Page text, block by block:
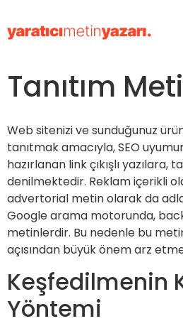
Tanıtım
Web sitenizi ve sunduğunuz
tanıtmak amacıyla, SEO
hazırlanan link çıkışlı yazılara,
denilmektedir. Reklam içerikli
advertorial metin olarak da
Google arama motorunda,
metinlerdir. Bu nedenle bu
açısından büyük önem arz
Keşfedilmenin
Yöntemi